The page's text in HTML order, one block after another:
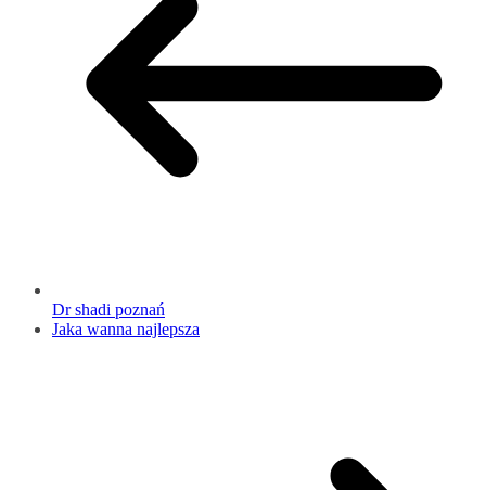
Dr shadi poznań
Jaka wanna najlepsza